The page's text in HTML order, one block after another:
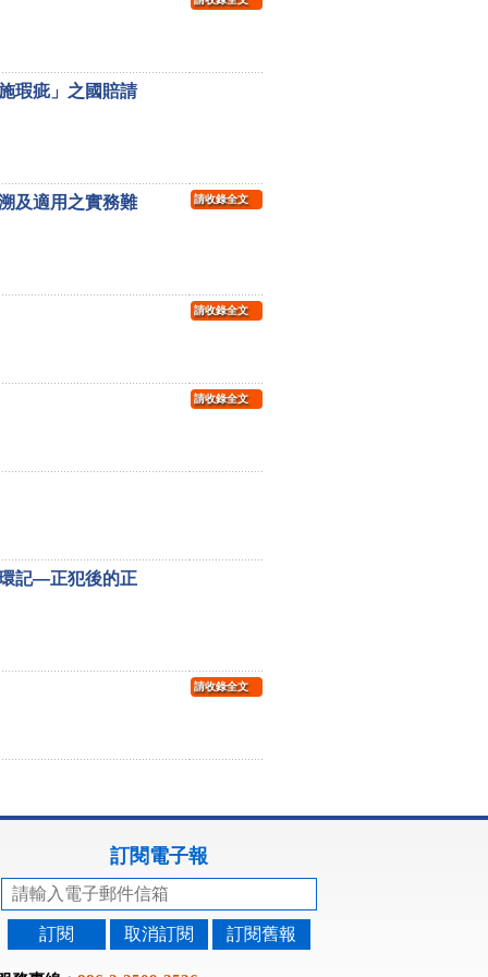
瑕疵」之國賠請
及適用之實務難
請收錄全文
請收錄全文
請收錄全文
記—正犯後的正
請收錄全文
訂閱電子報
訂閱 取消訂閱 訂閱舊報